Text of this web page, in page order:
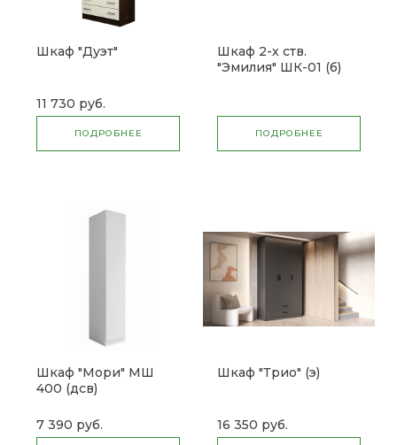
Шкаф "Дуэт"
11 730 руб.
ПОДРОБНЕЕ
Шкаф 2-х ств.
"Эмилия" ШК-01 (б)
ПОДРОБНЕЕ
Шкаф "Мори" МШ
400 (дсв)
7 390 руб.
Шкаф "Трио" (э)
16 350 руб.